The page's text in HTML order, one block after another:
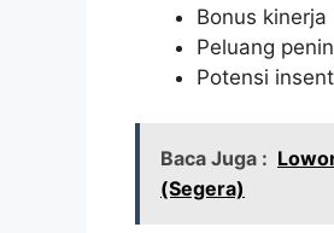
Bonus
Peluang
Potensi
Baca Juga :
(Segera)